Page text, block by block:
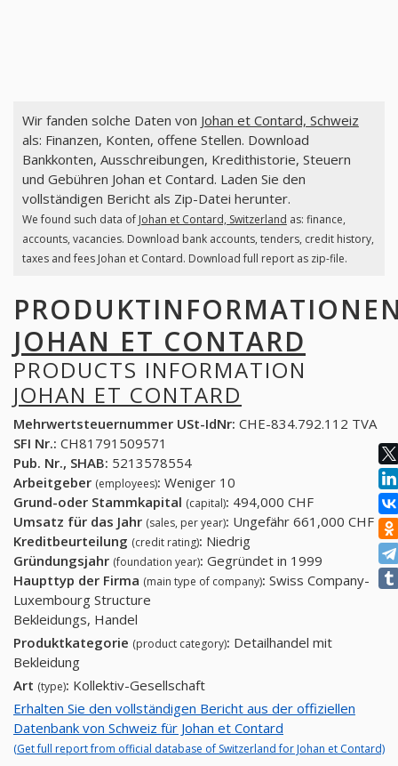
Wir fanden solche Daten von Johan et Contard, Schweiz
als: Finanzen, Konten, offene Stellen. Download
Bankkonten, Ausschreibungen, Kredithistorie, Steuern
und Gebühren Johan et Contard. Laden Sie den
vollständigen Bericht als Zip-Datei herunter.
We found such data of Johan et Contard, Switzerland as: finance,
accounts, vacancies. Download bank accounts, tenders, credit history,
taxes and fees Johan et Contard. Download full report as zip-file.
JOHAN ET CONTARD
PRODUCTS INFORMATION
JOHAN ET CONTARD
Mehrwertsteuernummer USt-IdNr: CHE-834.792.112 TVA
SFI Nr.: CH81791509571
Pub. Nr., SHAB: 5213578554
Arbeitgeber (employees): Weniger 10
Grund-oder Stammkapital (capital): 494,000 CHF
Umsatz für das Jahr (sales, per year): Ungefähr 661,000 CHF
Kreditbeurteilung (credit rating): Niedrig
Gründungsjahr (foundation year): Gegründet in 1999
Haupttyp der Firma (main type of company): Swiss Company-
Luxembourg Structure
Bekleidungs, Handel
Produktkategorie (product category): Detailhandel mit
Bekleidung
Art (type): Kollektiv-Gesellschaft
Erhalten Sie den vollständigen Bericht aus der offiziellen
Datenbank von Schweiz für Johan et Contard
(Get full report from official database of Switzerland for Johan et Contard)